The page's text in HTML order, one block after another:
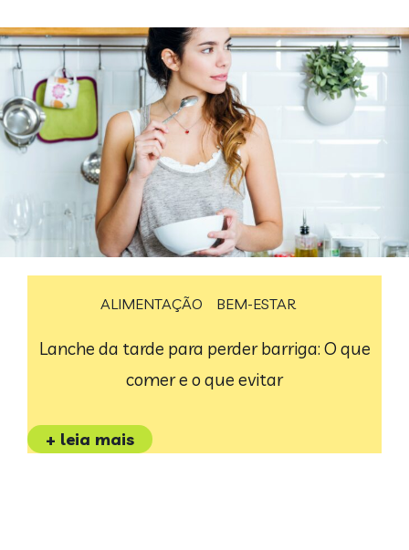
ALIMENTAÇÃO BEM-ESTAR
Lanche da tarde para perder barriga: O que
comer e o que evitar
+ leia mais